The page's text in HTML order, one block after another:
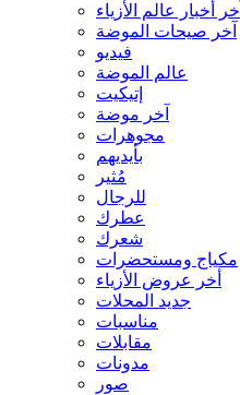
آخر أخبار عالم الأزياء
آخر صيحات الموضة
فيديو
عالم الموضة
إتيكيت
آخر موضة
مجوهرات
بأيديهم
مُثير
للرجال
عطرك
شعرك
مكياج ومستحضرات
أخر عروض الأزياء
جديد المحلات
مناسبات
مقابلات
مدونات
صور